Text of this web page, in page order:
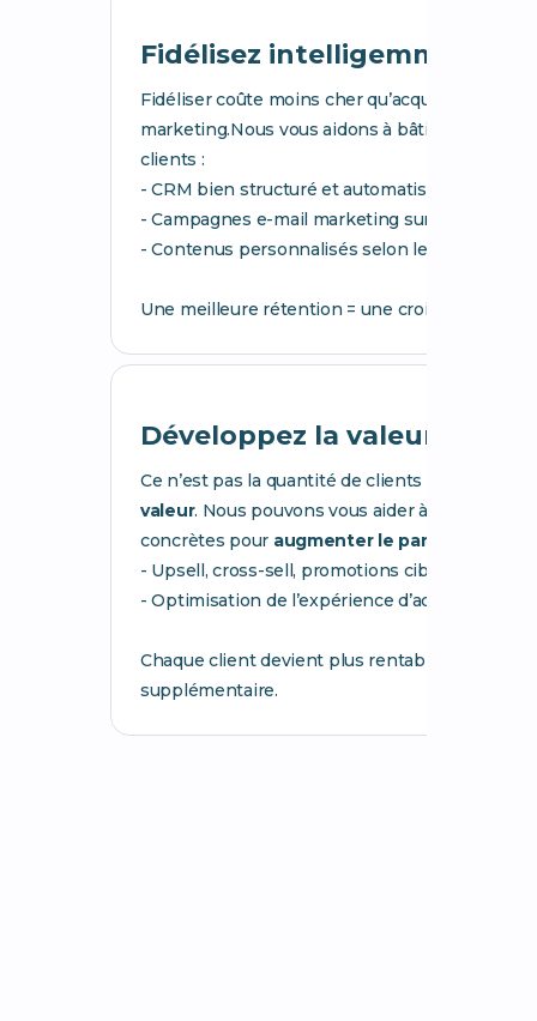
Fidélisez intelligemment
Fidéliser coûte moins cher qu’acquérir. Et
marketing.Nous vous aidons à bâtir une
clients :
- CRM bien structuré et automatisé
- Campagnes e-mail marketing sur mesure
- Contenus personnalisés selon le
Une meilleure rétention = une croissance plus
Développez la valeur de
Ce n’est pas la quantité de clients qui fait votre
valeur. Nous pouvons vous aider à mettre en
concrètes pour augmenter le panier moyen
- Upsell, cross-sell, promotions ciblées...
- Optimisation de l’expérience d’achat
Chaque client devient plus rentable, sans
supplémentaire.